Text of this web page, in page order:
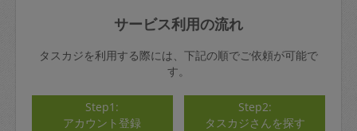
サービス利用の流れ
タスカジを利用する際には、下記の順でご依頼が可能で
す。
Step1:
アカウント登録
Step2:
タスカジさんを探す